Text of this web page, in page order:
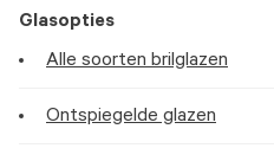
Glasopties
Alle soorten brilglazen
Ontspiegelde glazen